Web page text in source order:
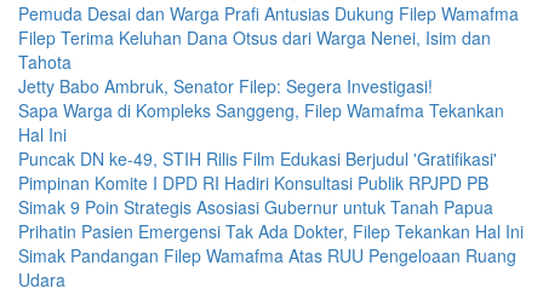
Pemuda Desai dan Warga Prafi Antusias Dukung Filep Wamafma
Filep Terima Keluhan Dana Otsus dari Warga Nenei, Isim dan
Tahota
Jetty Babo Ambruk, Senator Filep: Segera Investigasi!
Sapa Warga di Kompleks Sanggeng, Filep Wamafma Tekankan
Hal Ini
Puncak DN ke-49, STIH Rilis Film Edukasi Berjudul 'Gratifikasi'
Pimpinan Komite I DPD RI Hadiri Konsultasi Publik RPJPD PB
Simak 9 Poin Strategis Asosiasi Gubernur untuk Tanah Papua
Prihatin Pasien Emergensi Tak Ada Dokter, Filep Tekankan Hal Ini
Simak Pandangan Filep Wamafma Atas RUU Pengeloaan Ruang
Udara